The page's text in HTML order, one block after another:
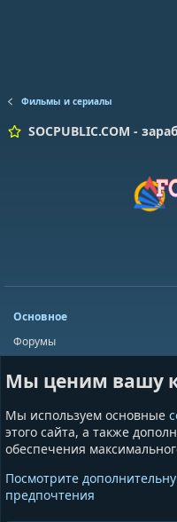
Фильмы и сериалы
SOCPUBLIC.COM -
Основное
Форумы
Мини-чат
Ресурсы
Сообщества
Информация
Условия и правила
Политика конфиденциальности
Помощь
Мы ценим вашу
Мы используем основные
этого сайта, а также
обеспечения
Посмотрите
предпочтения